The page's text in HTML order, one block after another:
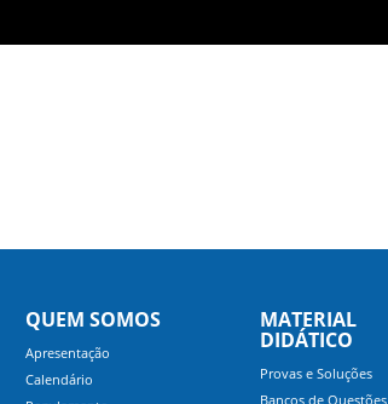
QUEM SOMOS
Apresentação
Calendário
MATERIAL
DIDÁTICO
Provas e Soluções
Bancos de Questões